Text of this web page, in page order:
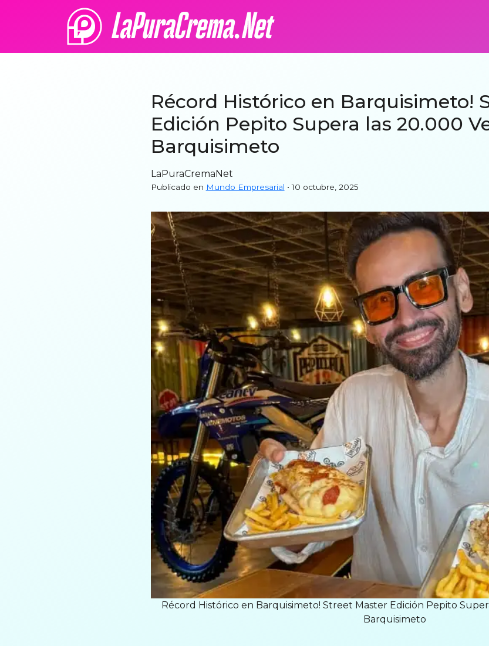
Récord Histórico en Barquisimeto!
Edición Pepito Supera las 20.000
Barquisimeto
LaPuraCremaNet
Publicado en Mundo Empresarial • 10 octubre, 2025
Récord Histórico en Barquisimeto! Street Master Edición Pepito
Barquisimeto